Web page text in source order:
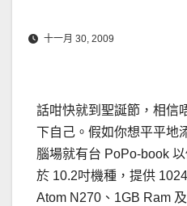
十一月 30, 2009
話咁快就到聖誕節，相信
下自己。假如你想平平地
腦場就有台 PoPo-book
於 10.2吋機種，提供
Atom N270、1GB Ram